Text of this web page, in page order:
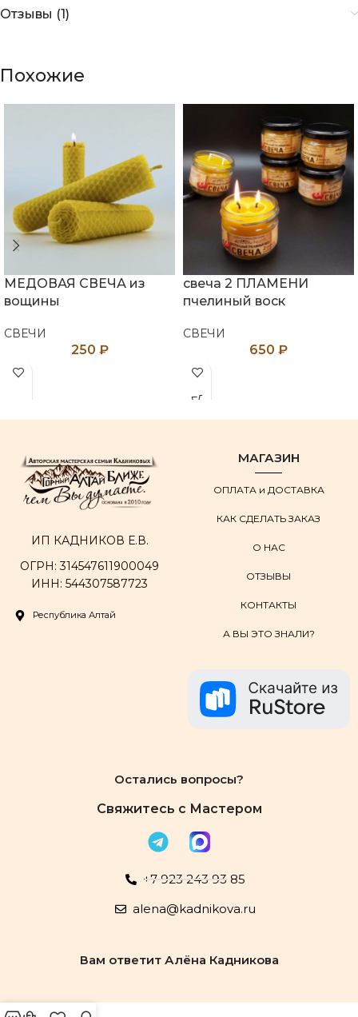
Отзывы (1)
Похожие
МЕДОВАЯ СВЕЧА из
вощины
СВЕЧИ
250 ₽
свеча 2 ПЛАМЕНИ
пчелиный воск
СВЕЧИ
650 ₽
ИП КАДНИКОВ Е.В.
ОГРН: 314547611900049
ИНН: 544307587723
Республика Алтай
МАГАЗИН
ОПЛАТА и ДОСТАВКА
КАК СДЕЛАТЬ ЗАКАЗ
О НАС
ОТЗЫВЫ
КОНТАКТЫ
А ВЫ ЭТО ЗНАЛИ?
Остались вопросы?
Свяжитесь с Мастером
+7 923 243 93 85
alena@kadnikova.ru
Вам ответит Алёна Кадникова